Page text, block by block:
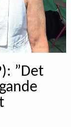
”Det